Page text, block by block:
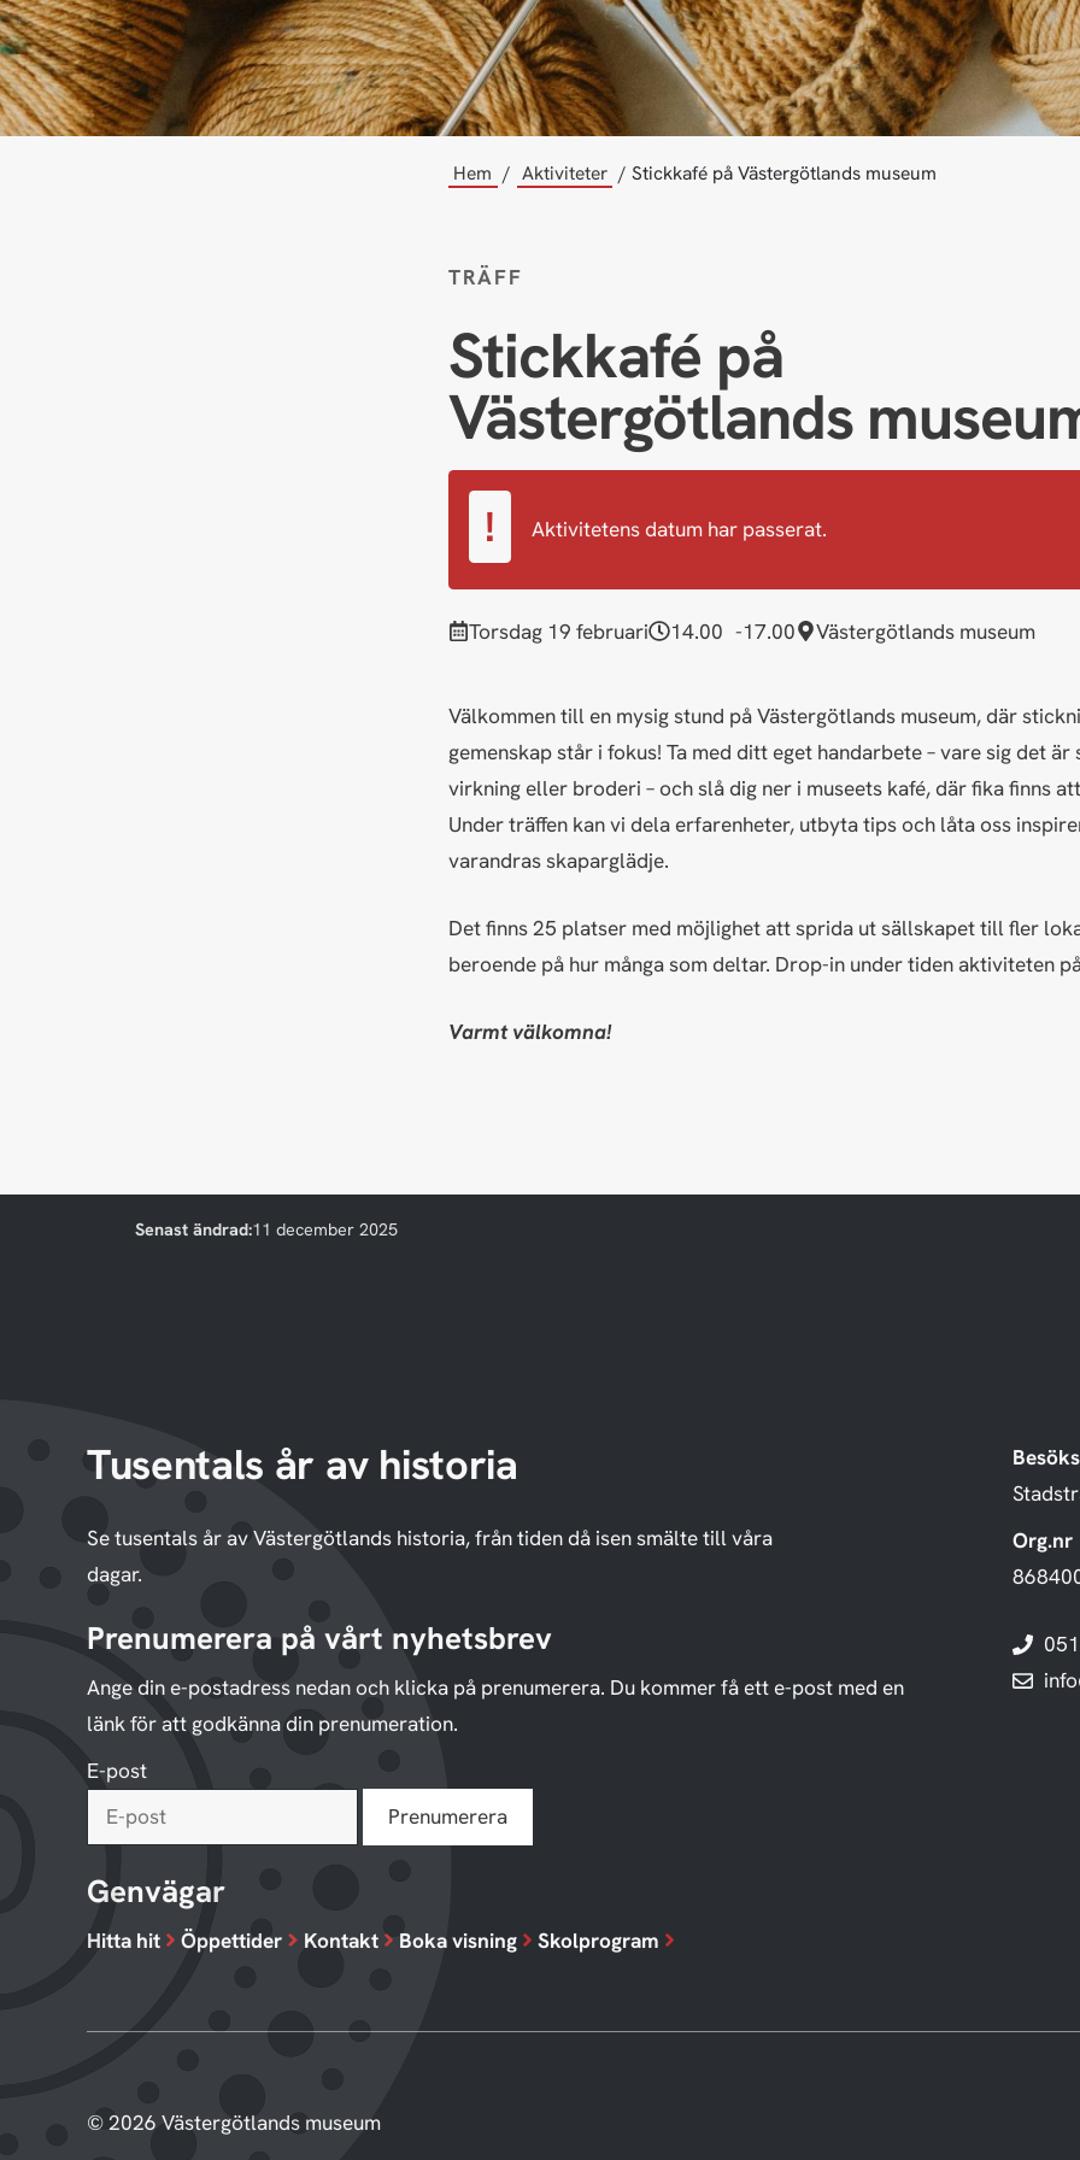
Hem Aktiviteter Stickkafé på Västergötlands museum
TRÄFF
Stickkafé på
Västergötlands
Aktivitetens datum har passerat.
torsdag 19 februari 14.00 17.00 Västergötlands museum
Välkommen till en mysig stund på Västergötlands museum, där
gemenskap står i fokus! Ta med ditt eget handarbete – vare sig det är
virkning eller broderi – och slå dig ner i museets kafé, där fika finns
Under träffen kan vi dela erfarenheter, utbyta tips och låta oss
varandras skaparglädje.
Det finns 25 platser med möjlighet att sprida ut sällskapet till fler
beroende på hur många som deltar. Drop-in under tiden aktiviteten
Varmt välkomna!
Senast ändrad:11 december 2025
Tusentals år av historia
Se tusentals år av Västergötlands historia, från tiden då isen smälte till våra
dagar.
Prenumerera på vårt nyhetsbrev
Ange din e-postadress nedan och klicka på prenumerera. Du kommer få ett e-post med en
länk för att godkänna din prenumeration.
E-post
Org.nr
Genvägar
Hitta hit Öppettider Kontakt Boka visning Skolprogram
© 2026 Västergötlands museum